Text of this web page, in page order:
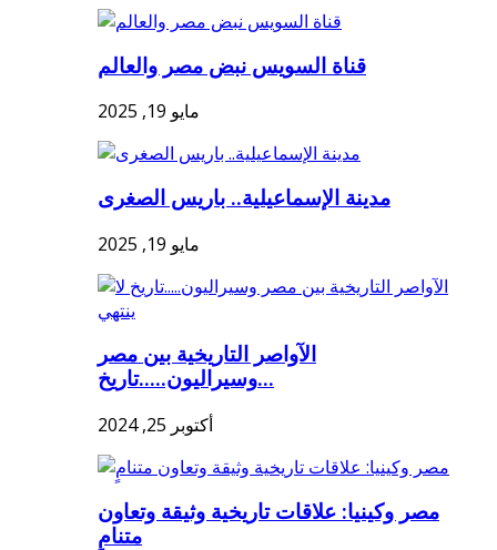
قناة السويس نبض مصر والعالم
مايو 19, 2025
مدينة الإسماعيلية.. باريس الصغرى
مايو 19, 2025
الآواصر التاريخية بين مصر
وسيراليون.....تاريخ...
أكتوبر 25, 2024
مصر وكينيا: علاقات تاريخية وثيقة وتعاون
متنامٍ